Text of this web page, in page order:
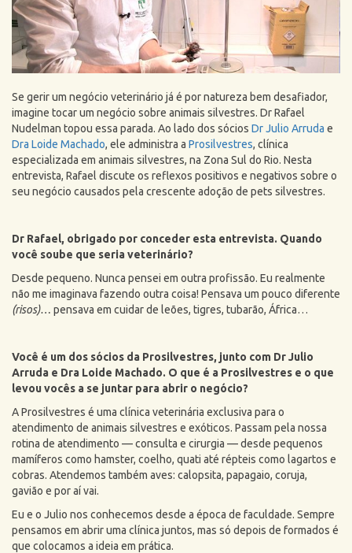
Se gerir um negócio veterinário já é por natureza bem desafiador,
imagine tocar um negócio sobre animais silvestres. Dr Rafael
Nudelman topou essa parada. Ao lado dos sócios Dr Julio Arruda e
Dra Loide Machado, ele administra a Prosilvestres, clínica
especializada em animais silvestres, na Zona Sul do Rio. Nesta
entrevista, Rafael discute os reflexos positivos e negativos sobre o
seu negócio causados pela crescente adoção de pets silvestres.
Dr Rafael, obrigado por conceder esta entrevista. Quando
você soube que seria veterinário?
Desde pequeno. Nunca pensei em outra profissão. Eu realmente
não me imaginava fazendo outra coisa! Pensava um pouco diferente
(risos)… pensava em cuidar de leões, tigres, tubarão, África…
Você é um dos sócios da Prosilvestres, junto com Dr Julio
Arruda e Dra Loide Machado. O que é a Prosilvestres e o que
levou vocês a se juntar para abrir o negócio?
A Prosilvestres é uma clínica veterinária exclusiva para o
atendimento de animais silvestres e exóticos. Passam pela nossa
rotina de atendimento — consulta e cirurgia — desde pequenos
mamíferos como hamster, coelho, quati até répteis como lagartos e
cobras. Atendemos também aves: calopsita, papagaio, coruja,
gavião e por aí vai.
Eu e o Julio nos conhecemos desde a época de faculdade. Sempre
pensamos em abrir uma clínica juntos, mas só depois de formados é
que colocamos a ideia em prática.